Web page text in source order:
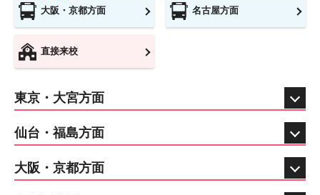
大阪・京都方面
名古屋方面
直接来校
東京・大宮方面
仙台・福島方面
大阪・京都方面